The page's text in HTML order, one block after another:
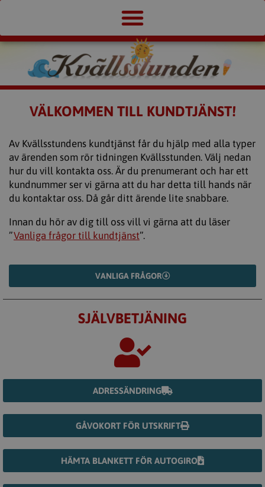
VÄLKOMMEN TILL KUNDTJÄNST!
Av Kvällsstundens kundtjänst får du hjälp med alla typer
av ärenden som rör tidningen Kvällsstunden. Välj nedan
hur du vill kontakta oss. Är du prenumerant och har ett
kundnummer ser vi gärna att du har detta till hands när
du kontaktar oss. Då går ditt ärende lite snabbare.
Innan du hör av dig till oss vill vi gärna att du läser
”Vanliga frågor till kundtjänst”.
VANLIGA FRÅGOR
SJÄLVBETJÄNING
ADRESSÄNDRING
GÅVOKORT FÖR UTSKRIFT
HÄMTA BLANKETT FÖR AUTOGIRO